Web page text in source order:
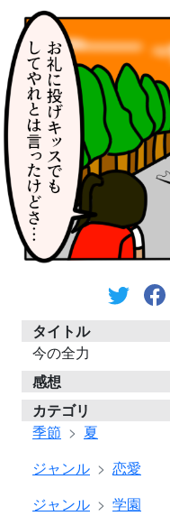
タイトル
今の全力
感想
カテゴリ
季節
夏
ジャンル
恋愛
ジャンル
学園